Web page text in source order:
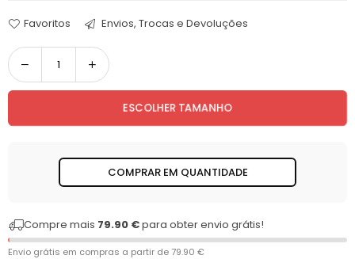
Favoritos Envios, Trocas e Devoluções
Quantidade
ESCOLHER TAMANHO
COMPRAR EM QUANTIDADE
Compre mais 79.90 €para obter envio grátis!
Envio grátis em compras a partir de79.90 €